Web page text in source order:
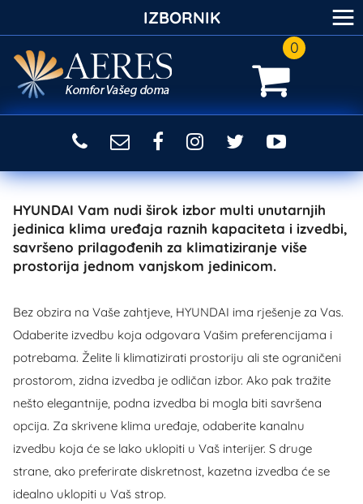
0
HYUNDAI Vam nudi širok izbor multi unutarnjih
jedinica klima uređaja raznih kapaciteta i izvedbi,
savršeno prilagođenih za klimatiziranje više
prostorija jednom vanjskom jedinicom.
Bez obzira na Vaše zahtjeve, HYUNDAI ima rješenje za Vas.
Odaberite izvedbu koja odgovara Vašim preferencijama i
potrebama. Želite li klimatizirati prostoriju ali ste ograničeni
prostorom, zidna izvedba je odličan izbor. Ako pak tražite
nešto elegantnije, podna izvedba bi mogla biti savršena
opcija. Za skrivene klima uređaje, odaberite kanalnu
izvedbu koja će se lako uklopiti u Vaš interijer. S druge
strane, ako preferirate diskretnost, kazetna izvedba će se
idealno uklopiti u Vaš strop.
IZBORNIK ≡